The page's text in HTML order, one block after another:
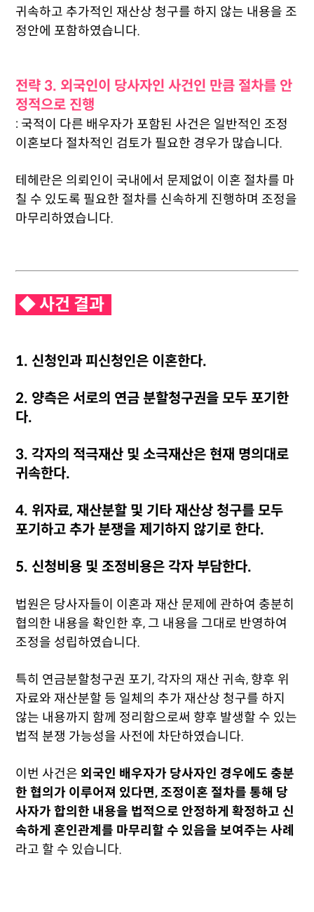
귀속하고 추가적인 재산상 청구를 하지 않는 내용을 조
정안에 포함하였습니다.
전략 3. 외국인이 당사자인 사건인 만큼 절차를 안
정적으로 진행
: 국적이 다른 배우자가 포함된 사건은 일반적인 조정
이혼보다 절차적인 검토가 필요한 경우가 많습니다.
테헤란은 의뢰인이 국내에서 문제없이 이혼 절차를 마
칠 수 있도록 필요한 절차를 신속하게 진행하며 조정을
마무리하였습니다.
◆ 사건 결과
1. 신청인과 피신청인은 이혼한다.
2. 양측은 서로의 연금 분할청구권을 모두 포기한
다.
3. 각자의 적극재산 및 소극재산은 현재 명의대로
귀속한다.
4. 위자료, 재산분할 및 기타 재산상 청구를 모두
포기하고 추가 분쟁을 제기하지 않기로 한다.
5. 신청비용 및 조정비용은 각자 부담한다.
법원은 당사자들이 이혼과 재산 문제에 관하여 충분히
협의한 내용을 확인한 후, 그 내용을 그대로 반영하여
조정을 성립하였습니다.
특히 연금분할청구권 포기, 각자의 재산 귀속, 향후 위
자료와 재산분할 등 일체의 추가 재산상 청구를 하지
않는 내용까지 함께 정리함으로써 향후 발생할 수 있는
법적 분쟁 가능성을 사전에 차단하였습니다.
이번 사건은 외국인 배우자가 당사자인 경우에도 충분
한 협의가 이루어져 있다면, 조정이혼 절차를 통해 당
사자가 합의한 내용을 법적으로 안정하게 확정하고 신
속하게 혼인관계를 마무리할 수 있음을 보여주는 사례
라고 할 수 있습니다.